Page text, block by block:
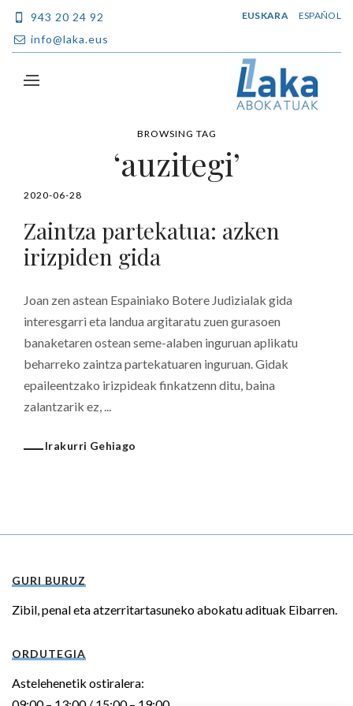
943 20 24 92
info@laka.eus
EUSKARA ESPAÑOL
BROWSING TAG
‘auzitegi’
2020-06-28
Zaintza partekatua: azken
irizpiden gida
Joan zen astean Espainiako Botere Judizialak gida
interesgarri eta landua argitaratu zuen gurasoen
banaketaren ostean seme-alaben inguruan aplikatu
beharreko zaintza partekatuaren inguruan. Gidak
epaileentzako irizpideak finkatzenn ditu, baina
zalantzarik ez, ...
Irakurri Gehiago
GURI BURUZ
Zibil, penal eta atzerritartasuneko abokatu adituak Eibarren.
ORDUTEGIA
Astelehenetik ostiralera: